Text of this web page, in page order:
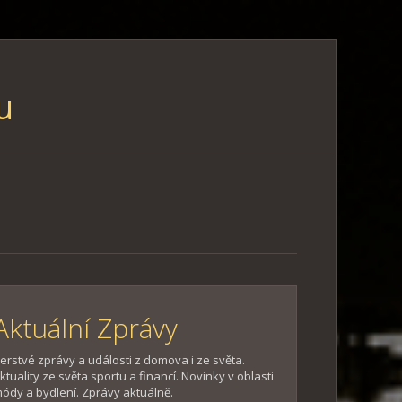
Zprávy
zprávy a události z domova i ze světa.
ze světa sportu a financí. Novinky v oblasti
a bydlení. Zprávy aktuálně.